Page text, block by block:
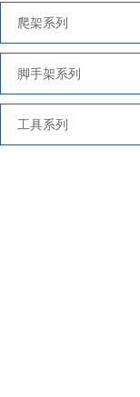
爬架系列
脚手架系列
工具系列